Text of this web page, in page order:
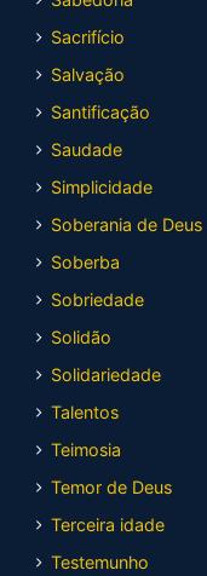
Sacrifício
Salvação
Santificação
Saudade
Simplicidade
Soberania de Deus
Soberba
Sobriedade
Solidão
Solidariedade
Talentos
Teimosia
Temor de Deus
Terceira idade
Testemunho